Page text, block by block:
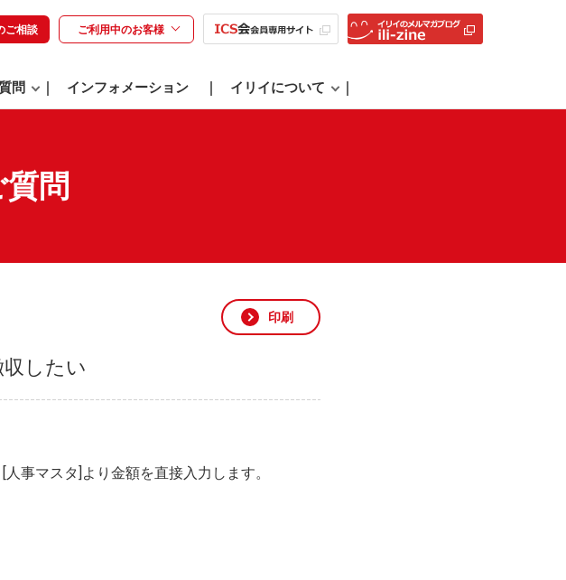
ご相談 ご利用中のお客様
問 インフォメーション イリイについて
問
印刷
したい
事マスタ]より金額を直接入力します。